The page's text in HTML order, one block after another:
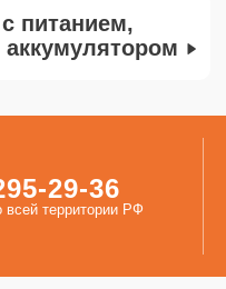
питанием,
аккумулятором
29-36
всей территории РФ